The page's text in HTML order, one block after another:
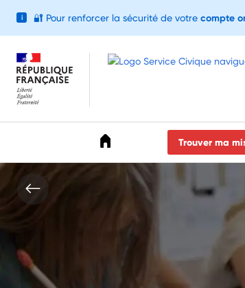
Trouver ma
i 🔐 Pour renforcer la sécurité de votre compte